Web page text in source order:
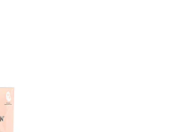
DE MASQUES VISAGE FACE MASK